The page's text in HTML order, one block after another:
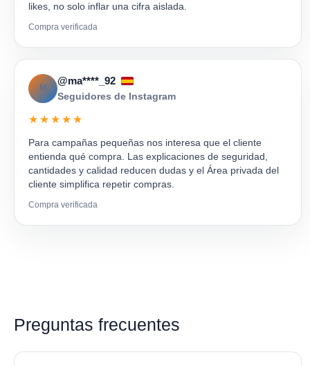
likes, no solo inflar una cifra aislada.
Compra verificada
M
@ma****_92
Seguidores de Instagram
★★★★★
Para campañas pequeñas nos interesa que el cliente
entienda qué compra. Las explicaciones de seguridad,
cantidades y calidad reducen dudas y el Área privada del
cliente simplifica repetir compras.
Compra verificada
Preguntas frecuentes